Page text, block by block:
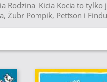
Rodzina. Kicia Kocia to tylko
Żubr Pompik, Pettson i